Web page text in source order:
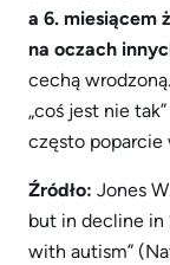
a 6. miesiącem
na oczach
cechą
„coś jest nie
często poparcie
Źródło: Jones
but in decline
with autism”